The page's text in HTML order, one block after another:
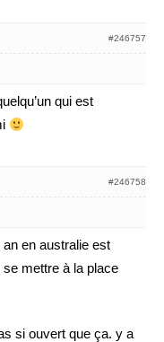
#246757
qui est
#246758
en australie est
mettre à la place
si ouvert que ça. y a